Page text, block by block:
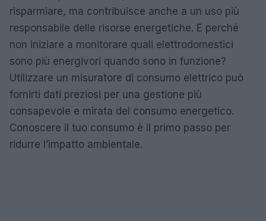
risparmiare, ma contribuisce anche a un uso più
responsabile delle risorse energetiche. E perché
non iniziare a monitorare quali elettrodomestici
sono più energivori quando sono in funzione?
Utilizzare un misuratore di consumo elettrico può
fornirti dati preziosi per una gestione più
consapevole e mirata del consumo energetico.
Conoscere il tuo consumo è il primo passo per
ridurre l’impatto ambientale.